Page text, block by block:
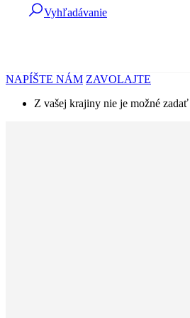
Vyhľadávanie
NAPÍŠTE NÁM ZAVOLAJTE
Z vašej krajiny nie je možné